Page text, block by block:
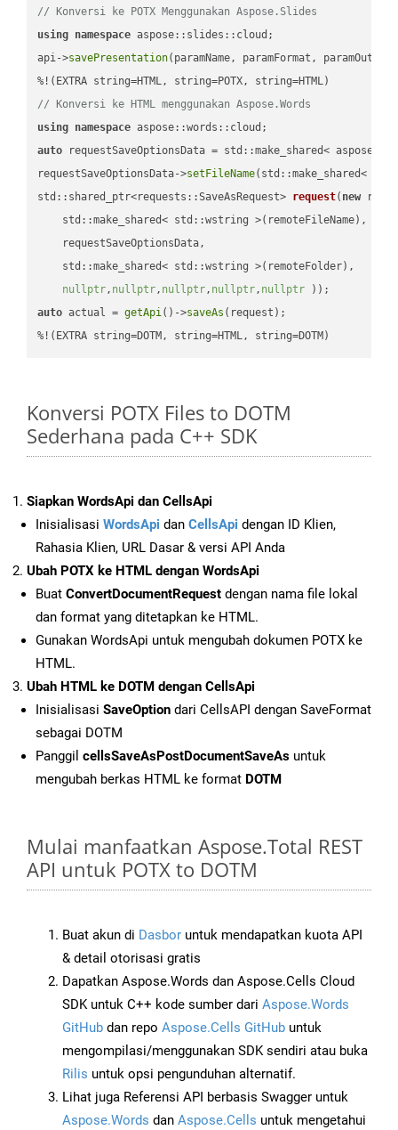
// Konversi ke POTX Menggunakan Aspose.Slides
using namespace aspose::slides::cloud;
api->savePresentation(paramName, paramFormat,
// Konversi ke HTML menggunakan Aspose.Words
using namespace
auto requestSaveOptionsData = std::make_shared<
requestSaveOptionsData->setFileName(std::make_shared<
std::shared_ptr<requests::SaveAsRequest> request( new
    std::make_shared< std::wstring >(remoteFileName),
    requestSaveOptionsData,
    std::make_shared< std::wstring >(remoteFolder),
nullptr, nullptr, nullptr, nullptr, nullptr ))
auto actual = getApi()->saveAs (request);
%!(EXTRA string=DOTM, string=HTML, string=DOTM)
Konversi POTX Files to DOTM
Sederhana pada C++ SDK
Siapkan WordsApi dan CellsApi
Inisialisasi WordsApi dan CellsApi dengan ID Klien,
Rahasia Klien, URL Dasar & versi API Anda
Ubah POTX ke HTML dengan WordsApi
Buat ConvertDocumentRequest dengan nama file lokal
dan format yang ditetapkan ke HTML.
Gunakan WordsApi untuk mengubah dokumen POTX ke
HTML.
Ubah HTML ke DOTM dengan CellsApi
Inisialisasi SaveOption dari CellsAPI dengan SaveFormat
sebagai DOTM
Panggil cellsSaveAsPostDocumentSaveAs untuk
mengubah berkas HTML ke format DOTM
Mulai manfaatkan Aspose.Total REST
API untuk POTX to DOTM
Buat akun di Dasbor untuk mendapatkan kuota API
& detail otorisasi gratis
Dapatkan Aspose.Words dan Aspose.Cells Cloud
SDK untuk C++ kode sumber dari Aspose.Words
GitHub dan repo Aspose.Cells GitHub untuk
mengompilasi/menggunakan SDK sendiri atau buka
Rilis untuk opsi pengunduhan alternatif.
Lihat juga Referensi API berbasis Swagger untuk
Aspose.Words dan Aspose.Cells untuk mengetahui